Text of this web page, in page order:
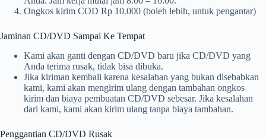
Ongkos kirim COD Rp 10.000 (boleh lebih, untuk pengantar)
Jaminan CD/DVD Sampai Ke Tempat
Kami akan ganti dengan CD/DVD baru jika CD/DVD yang
Anda terima rusak, tidak bisa dibuka.
Jika kiriman kembali karena kesalahan yang bukan disebabkan
kami, kami akan mengirim ulang dengan tambahan ongkos
kirim dan biaya pembuatan CD/DVD sebesar. Jika kesalahan
dari kami, kami akan kirim ulang tanpa biaya tambahan.
Penggantian CD/DVD Rusak